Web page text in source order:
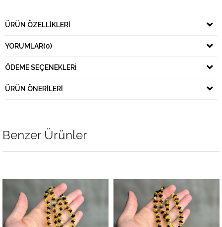
ÜRÜN ÖZELLIKLERI
YORUMLAR(0)
ÖDEME SEÇENEKLERI
ÜRÜN ÖNERILERI
Benzer Ürünler